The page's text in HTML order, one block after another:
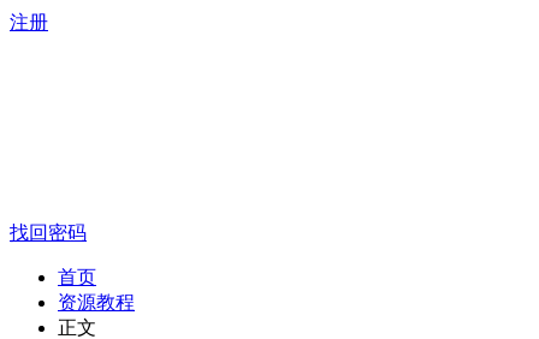
注册
找回密码
首页
资源教程
正文